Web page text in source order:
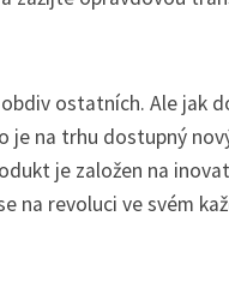
ostatních. Ale jak
je na trhu dostupný
je založen na
na revoluci ve svém